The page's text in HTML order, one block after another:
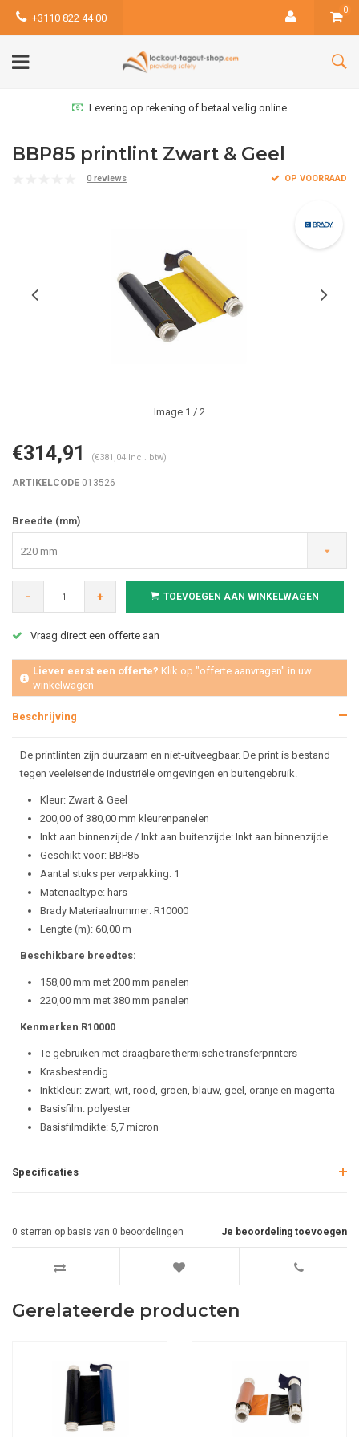
+3110 822 44 00
0
Levering op rekening of betaal veilig online
BBP85 printlint Zwart & Geel
0 reviews OP VOORRAAD
Image 1 / 2
€314,91 (€381,04 Incl. btw)
ARTIKELCODE 013526
Breedte (mm)
220 mm
- + TOEVOEGEN AAN WINKELWAGEN
Vraag direct een offerte aan
Liever eerst een offerte? Klik op "offerte aanvragen" in uw
winkelwagen
Beschrijving
De printlinten zijn duurzaam en niet-uitveegbaar. De print is bestand
tegen veeleisende industriële omgevingen en buitengebruik.
Kleur: Zwart & Geel
200,00 of 380,00 mm kleurenpanelen
Inkt aan binnenzijde / Inkt aan buitenzijde: Inkt aan binnenzijde
Geschikt voor: BBP85
Aantal stuks per verpakking: 1
Materiaaltype: hars
Brady Materiaalnummer: R10000
Lengte (m): 60,00 m
Beschikbare breedtes:
158,00 mm met 200 mm panelen
220,00 mm met 380 mm panelen
Kenmerken R10000
Te gebruiken met draagbare thermische transferprinters
Krasbestendig
Inktkleur: zwart, wit, rood, groen, blauw, geel, oranje en magenta
Basisfilm: polyester
Basisfilmdikte: 5,7 micron
Specificaties
Je beoordeling toevoegen
0 sterren op basis van 0 beoordelingen
Gerelateerde producten